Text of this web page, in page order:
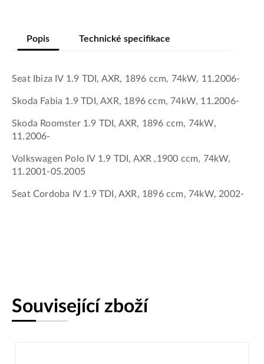
Popis Technické specifikace
Seat Ibiza IV 1.9 TDI, AXR, 1896 ccm, 74kW, 11.2006-
Skoda Fabia 1.9 TDI, AXR, 1896 ccm, 74kW, 11.2006-
Skoda Roomster 1.9 TDI, AXR, 1896 ccm, 74kW,
11.2006-
Volkswagen Polo IV 1.9 TDI, AXR ,1900 ccm, 74kW,
11.2001-05.2005
Seat Cordoba IV 1.9 TDI, AXR, 1896 ccm, 74kW, 2002-
Související zboží